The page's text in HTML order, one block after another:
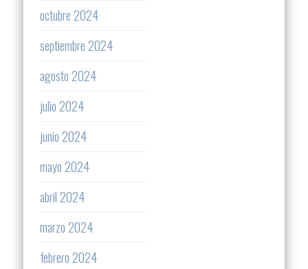
octubre 2024
septiembre 2024
agosto 2024
julio 2024
junio 2024
mayo 2024
abril 2024
marzo 2024
febrero 2024